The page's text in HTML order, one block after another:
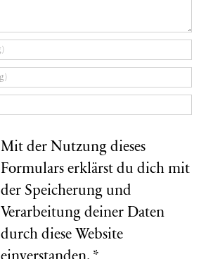
Mit der Nutzung dieses
Formulars erklärst du dich mit
der Speicherung und
Verarbeitung deiner Daten
durch diese Website